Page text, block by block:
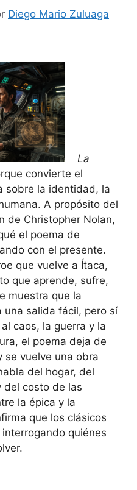
Diego Mario Zuluaga
La
convierte el
sobre la identidad, la
A propósito del
de Christopher Nolan,
el poema de
con el presente.
que vuelve a Ítaca,
que aprende, sufre,
muestra que la
una salida fácil, pero sí
caos, la guerra y la
el poema deja de
se vuelve una obra
del hogar, del
costo de las
la épica y la
que los clásicos
quiénes